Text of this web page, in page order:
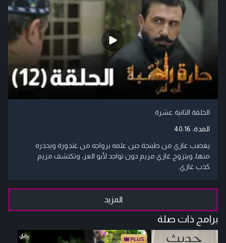
الحلقة الثانية عشرة
المدة: 40:16
يغضب غازي من طبنجة حين علمه بزواجه من غندورة ويحذره
منها، ويتزوج غازي مريم دون تواجد لأبو العز، وتكتشف مريم
كذب غازي.
المزيد
برامج ذات صلة